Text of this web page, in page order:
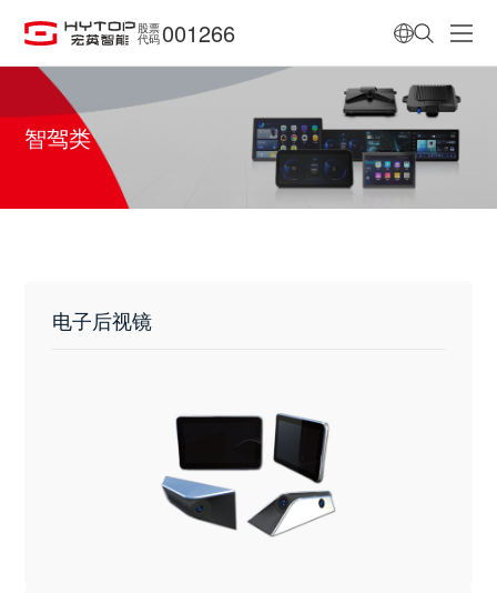
股票
代码 001266
智驾类
电子后视镜